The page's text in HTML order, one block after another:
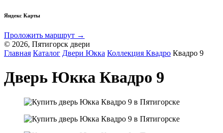
Яндекс Карты
Проложить маршрут →
© 2026, Пятигорск двери
Главная Каталог Двери Юкка Коллекция Квадро Квадро 9
Дверь Юкка Квадро 9